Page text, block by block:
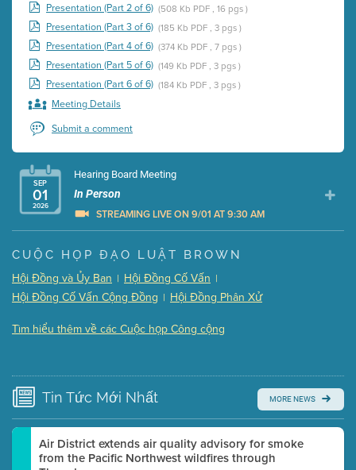
Presentation (Part 2 of 6) (508 Kb PDF , 16 pgs )
Presentation (Part 3 of 6) (185 Kb PDF , 3 pgs )
Presentation (Part 4 of 6) (374 Kb PDF , 7 pgs )
Presentation (Part 5 of 6) (149 Kb PDF , 3 pgs )
Presentation (Part 6 of 6) (184 Kb PDF , 3 pgs )
Meeting Details
Submit a comment
SEP
01
2026
Hearing Board Meeting
In Person
STREAMING LIVE ON 9/01 AT 9:30 AM
Presentation (Part 1 of 3) (5 Mb PDF , 87 pgs )
Presentation (Part 2 of 3) (121 Kb PDF , 2 pgs )
Presentation (Part 3 of 3) (168 Kb PDF , 3 pgs )
Meeting Details
Submit a comment
time.
Watch for real-time closed captioning with agenda
Learn more
CUỘC HỌP ĐẠO LUẬT BROWN
Hội Đồng và Ủy Ban | Hội Đồng Cố Vấn |
Hội Đồng Cố Vấn Cộng Đồng | Hội Đồng Phân Xử
Tìm hiểu thêm về các Cuộc họp Công cộng
Tin Tức Mới Nhất MORE NEWS
Air District extends air quality advisory for smoke
from the Pacific Northwest wildfires through